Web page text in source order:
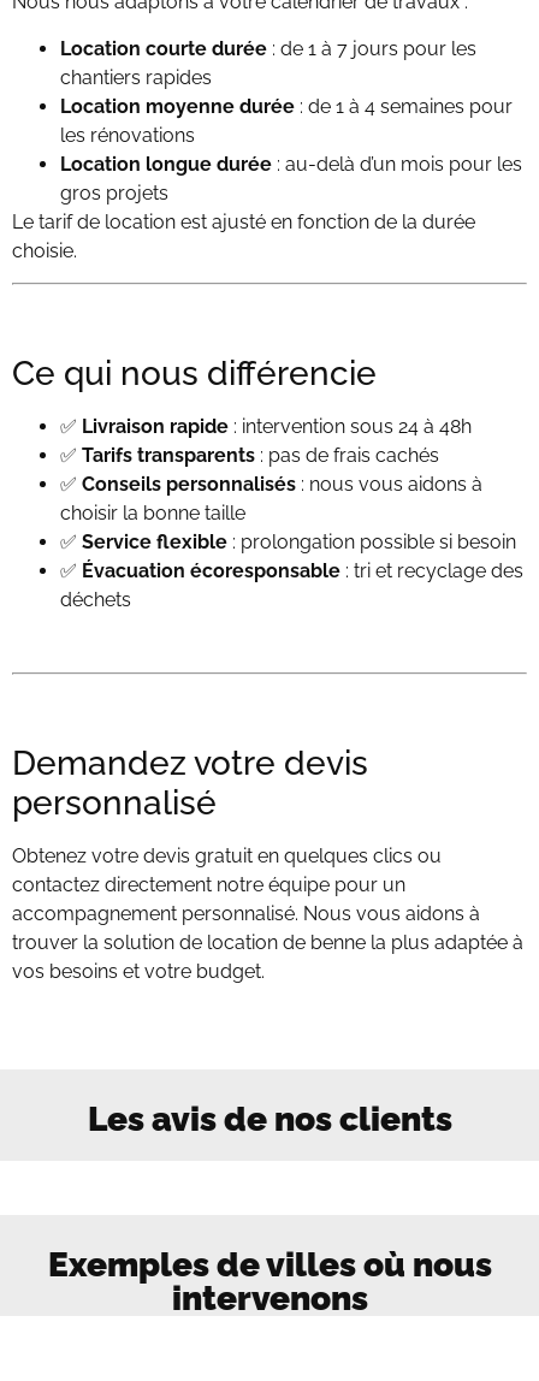
Location courte durée : de 1 à 7 jours pour les
chantiers rapides
Location moyenne durée : de 1 à 4 semaines pour
les rénovations
Location longue durée : au-delà d’un mois pour les
gros projets
Le tarif de location est ajusté en fonction de la durée
choisie.
Ce qui nous différencie
✅ Livraison rapide : intervention sous 24 à 48h
✅ Tarifs transparents : pas de frais cachés
✅ Conseils personnalisés : nous vous aidons à
choisir la bonne taille
✅ Service flexible : prolongation possible si besoin
✅ Évacuation écoresponsable : tri et recyclage des
déchets
Demandez votre devis
personnalisé
Obtenez votre devis gratuit en quelques clics ou
contactez directement notre équipe pour un
accompagnement personnalisé. Nous vous aidons à
trouver la solution de location de benne la plus adaptée à
vos besoins et votre budget.
Les avis de nos clients
Exemples de villes où nous
intervenons